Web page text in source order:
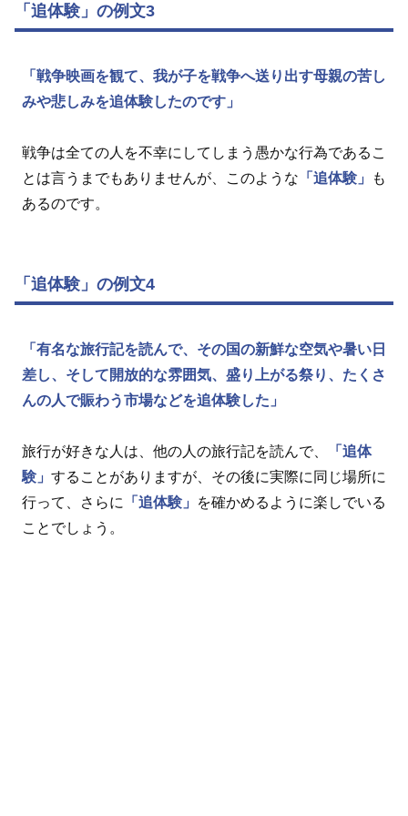
「追体験」の例文3
「戦争映画を観て、我が子を戦争へ送り出す母親の苦し
みや悲しみを追体験したのです」
戦争は全ての人を不幸にしてしまう愚かな行為であるこ
とは言うまでもありませんが、このような 「追体験」
も
あるのです。
「追体験」の例文4
「有名な旅行記を読んで、その国の新鮮な空気や暑い日
差し、そして開放的な雰囲気、盛り上がる祭り、たくさ
んの人で賑わう市場などを追体験した」
旅行が好きな人は、他の人の旅行記を読んで、
「追体
験」 することがありますが、その後に実際に同じ場所に
行って、さらに
「追体験」
を確かめるように楽しでいる
ことでしょう。